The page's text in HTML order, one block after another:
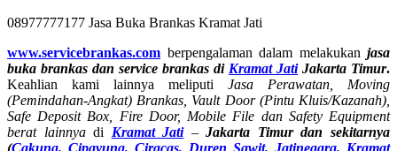
08977777177 Jasa Buka Brankas Kramat Jati
www.servicebrankas.com berpengalaman dalam melakukan jasa
buka brankas dan service brankas di Kramat Jati Jakarta Timur.
Keahlian kami lainnya meliputi Jasa Perawatan, Moving
(Pemindahan-Angkat) Brankas, Vault Door (Pintu Kluis/Kazanah),
Safe Deposit Box, Fire Door, Mobile File dan Safety Equipment
berat lainnyadi Kramat Jati–Jakarta Timur dan sekitarnya
(Cakung, Cipayung, Ciracas, Duren Sawit, Jatinegara, Kramat